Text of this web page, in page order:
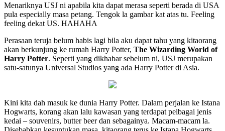
Menariknya USJ ni apabila kita dapat merasa seperti berada di USA
pula especially masa petang. Tengok la gambar kat atas tu. Feeling
feeling dekat US. HAHAHA
Perasaan teruja belum habis lagi bila aku dapat tahu yang kitaorang
akan berkunjung ke rumah Harry Potter, The Wizarding World of
Harry Potter. Seperti yang dikhabar sebelum ni, USJ merupakan
satu-satunya Universal Studios yang ada Harry Potter di Asia.
Kini kita dah masuk ke dunia Harry Potter. Dalam perjalan ke Istana
Hogwarts, korang akan lalu kawasan yang terdapat pelbagai jenis
kedai – souvenirs, butter beer dan sebagainya. Macam-macam la.